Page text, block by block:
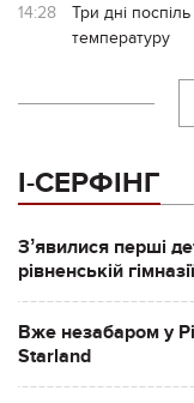
14:28
Три дні
температуру
І-СЕРФІНГ
Зʼявилися перші
рівненській
Вже незабаром у
Starland